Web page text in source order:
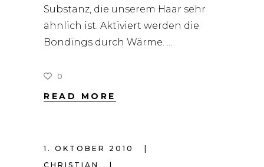
Substanz, die unserem Haar sehr
ähnlich ist. Aktiviert werden die
Bondings durch Wärme.
0
READ MORE
1. OKTOBER 2010
CHRISTIAN